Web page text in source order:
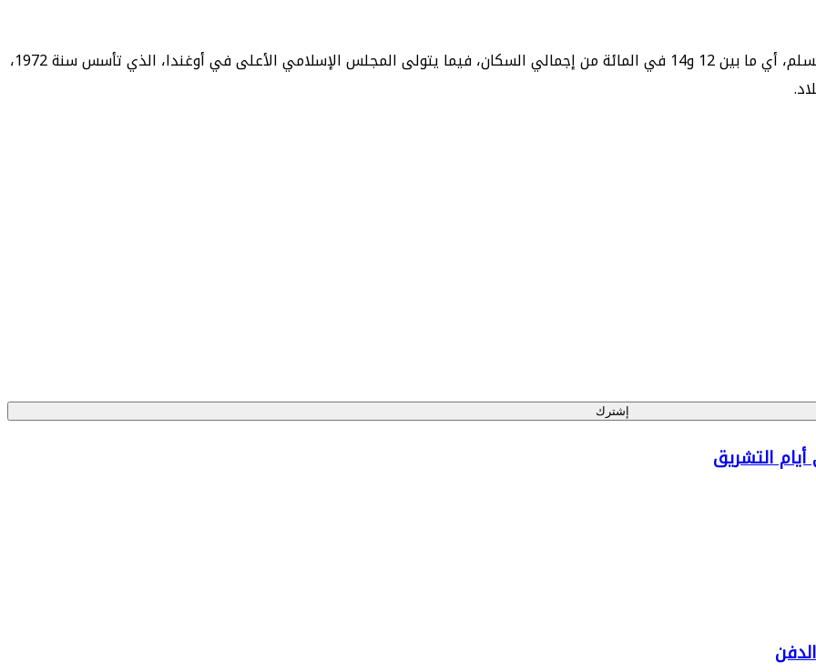
ويُذكر أن أوغندا تضم مجتمعًا مسلمًا يُقدَّر بنحو 6 إلى 7 ملايين مسلم، أي ما بين 12 و14 في المائة من إجمالي السكان، فيما يتولى المجلس الإسلامي الأعلى في أوغندا، الذي تأسس سنة 1972،
إشترك
التشريق